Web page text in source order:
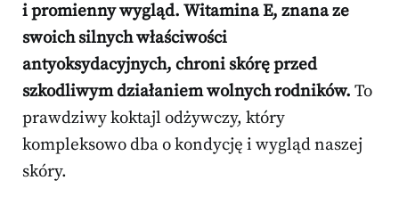
i promienny wygląd. Witamina E, znana ze
swoich silnych właściwości
antyoksydacyjnych, chroni skórę przed
szkodliwym działaniem wolnych rodników. To
prawdziwy koktajl odżywczy, który
kompleksowo dba o kondycję i wygląd naszej
skóry.